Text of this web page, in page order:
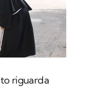
riguarda